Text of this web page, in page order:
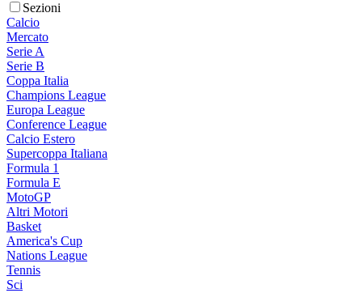
Sezioni
Calcio
Mercato
Serie A
Serie B
Coppa Italia
Champions League
Europa League
Conference League
Calcio Estero
Supercoppa Italiana
Formula 1
Formula E
MotoGP
Altri Motori
Basket
America's Cup
Nations League
Tennis
Sci